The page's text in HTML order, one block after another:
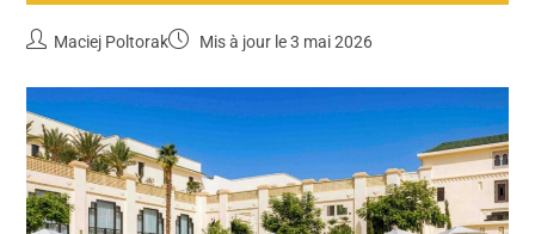
Maciej Poltorak Mis à jour le 3 mai 2026